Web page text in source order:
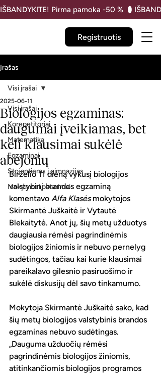
Registruotis
IŠBANDYKITE! Pirma pamoka -50 %
Įrašas
Visi įrašai
Korepetitoriai
Matematika
Egzaminai
Stojantiems į gimnazijas
Mokymosi patarimai
Visi įrašai
Biologijos egzaminas:
daugumai įveikiamas, bet
keli klausimai sukėlė
abejonių
2025-06-11
Birželio 11 dieną vykusį biologijos
valstybinį brandos egzaminą
komentavo Alfa Klasės mokytojos
Skirmantė Juškaitė ir Vytautė
Blekaitytė. Anot jų, šių metų užduotys
daugiausia rėmėsi pagrindinėmis
biologijos žiniomis ir nebuvo pernelyg
sudėtingos, tačiau kai kurie klausimai
pareikalavo gilesnio pasiruošimo ir
sukėlė diskusijų dėl savo tinkamumo.
Mokytoja Skirmantė Juškaitė sako, kad
šių metų biologijos valstybinis brandos
egzaminas nebuvo sudėtingas.
„Dauguma užduočių rėmėsi
pagrindinėmis biologijos žiniomis,
atitinkančiomis biologijos programos